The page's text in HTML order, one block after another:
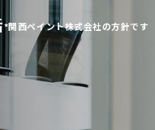
*関西ペイント株式会社の方針です